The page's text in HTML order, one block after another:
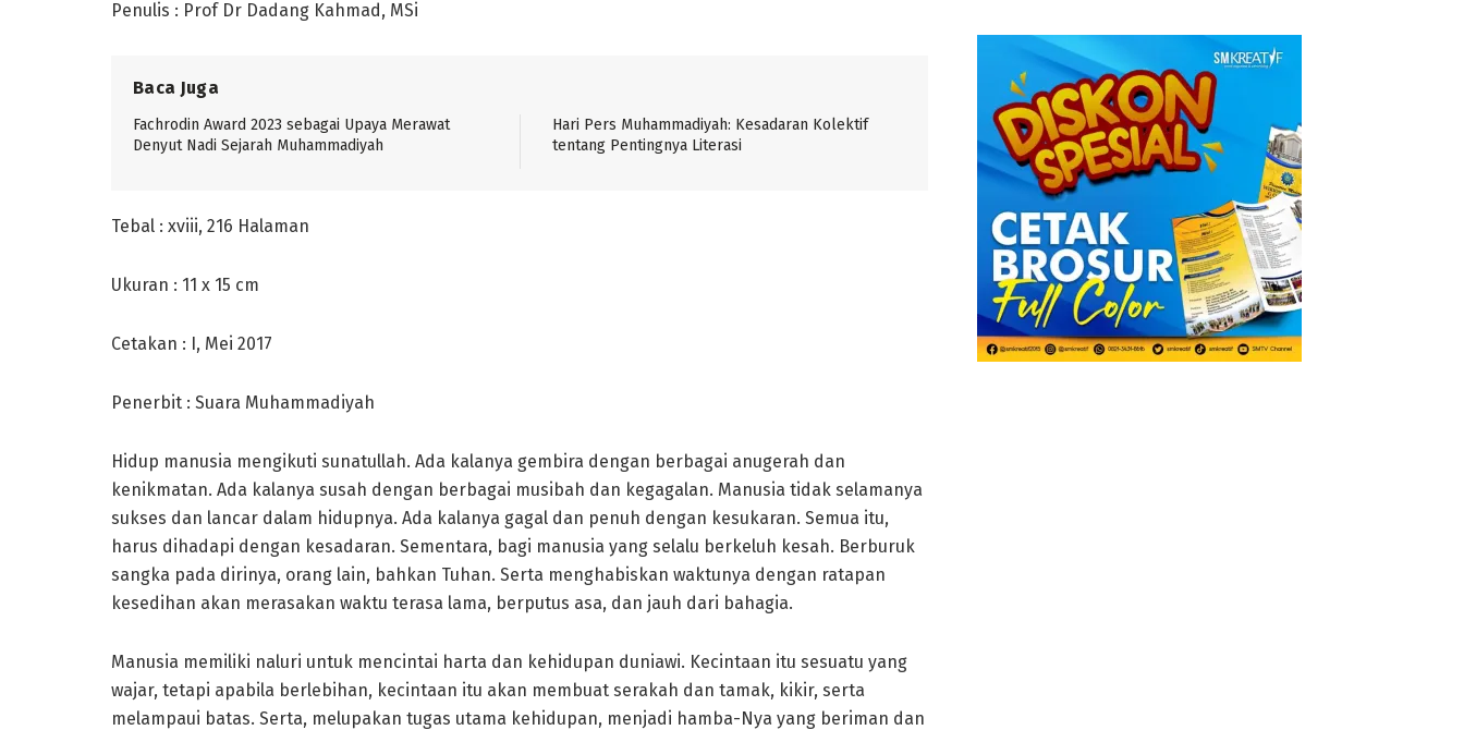
Penulis : Prof Dr Dadang Kahmad, MSi
Baca Juga
Fachrodin Award 2023 sebagai Upaya Merawat
Denyut Nadi Sejarah Muhammadiyah
Hari Pers Muhammadiyah: Kesadaran Kolektif
tentang Pentingnya Literasi
Tebal : xviii, 216 Halaman
Ukuran : 11 x 15 cm
Cetakan : I, Mei 2017
Penerbit : Suara Muhammadiyah
Hidup manusia mengikuti sunatullah. Ada kalanya gembira dengan berbagai anugerah dan
kenikmatan. Ada kalanya susah dengan berbagai musibah dan kegagalan. Manusia tidak selamanya
sukses dan lancar dalam hidupnya. Ada kalanya gagal dan penuh dengan kesukaran. Semua itu,
harus dihadapi dengan kesadaran. Sementara, bagi manusia yang selalu berkeluh kesah. Berburuk
sangka pada dirinya, orang lain, bahkan Tuhan. Serta menghabiskan waktunya dengan ratapan
kesedihan akan merasakan waktu terasa lama, berputus asa, dan jauh dari bahagia.
Manusia memiliki naluri untuk mencintai harta dan kehidupan duniawi. Kecintaan itu sesuatu yang
wajar, tetapi apabila berlebihan, kecintaan itu akan membuat serakah dan tamak, kikir, serta
melampaui batas. Serta, melupakan tugas utama kehidupan, menjadi hamba-Nya yang beriman dan